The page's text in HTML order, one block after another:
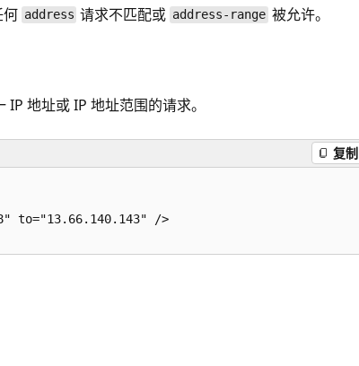
何 address 请求不匹配或 address-range 被允许。
地址或 IP 地址范围的请求。
复制
to="13.66.140.143" />